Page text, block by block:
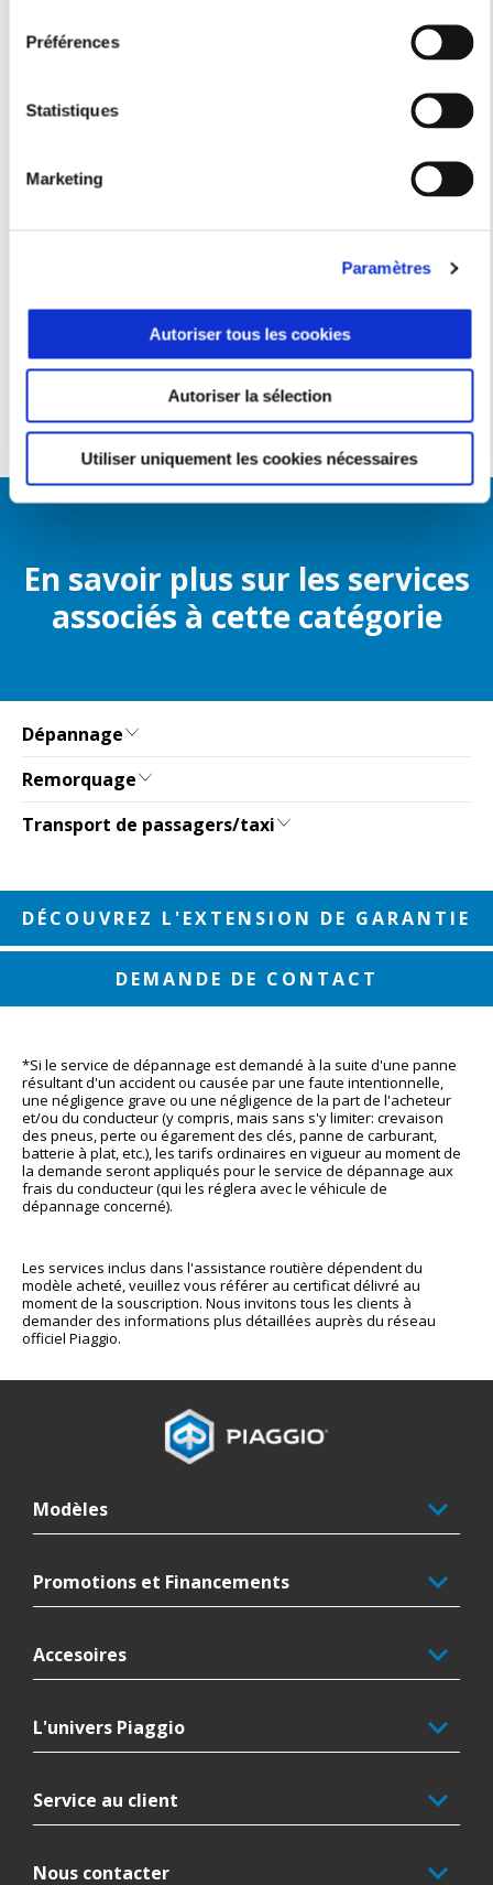
Préférences
Statistiques
Marketing
Paramètres
Autoriser tous les cookies
Autoriser la sélection
Utiliser uniquement les cookies nécessaires
En savoir plus sur les services
associés à cette catégorie
Dépannage
Remorquage
Transport de passagers/taxi
DÉCOUVREZ L'EXTENSION DE GARANTIE
DEMANDE DE CONTACT
*Si le service de dépannage est demandé à la suite d'une panne
résultant d'un accident ou causée par une faute intentionnelle,
une négligence grave ou une négligence de la part de l'acheteur
et/ou du conducteur (y compris, mais sans s'y limiter: crevaison
des pneus, perte ou égarement des clés, panne de carburant,
batterie à plat, etc.), les tarifs ordinaires en vigueur au moment de
la demande seront appliqués pour le service de dépannage aux
frais du conducteur (qui les réglera avec le véhicule de
dépannage concerné).
Les services inclus dans l'assistance routière dépendent du
modèle acheté, veuillez vous référer au certificat délivré au
moment de la souscription. Nous invitons tous les clients à
demander des informations plus détaillées auprès du réseau
officiel Piaggio.
Modèles
Promotions et Financements
Accesoires
L'univers Piaggio
Service au client
Nous contacter